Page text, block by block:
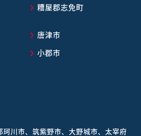
糟屋郡志免町
唐津市
小郡市
珂川市、筑紫野市、大野城市、太宰府